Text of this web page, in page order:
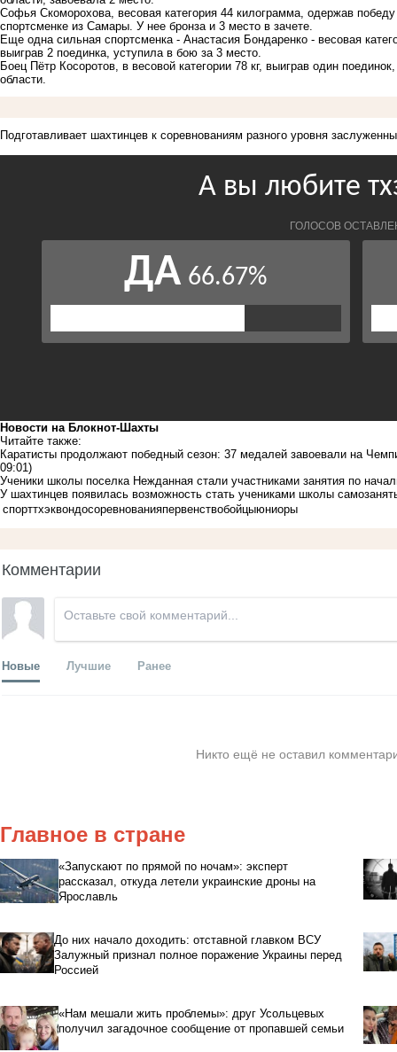
Софья Скоморохова, весовая категория 44 килограмма, одержав
спортсменке из Самары. У нее бронза и 3 место в зачете.
Еще одна сильная спортсменка - Анастасия Бондаренко - весовая
выиграв 2 поединка, уступила в бою за 3 место.
Боец Пётр Косоротов, в весовой категории 78 кг, выиграв один
области.
Подготавливает шахтинцев к соревнованиям разного уровня
Новости на Блoкнoт-Шахты
Читайте также:
Каратисты продолжают победный сезон: 37 медалей завоевали на
09:01)
Ученики школы поселка Нежданная стали участниками занятия по
У шахтинцев появилась возможность стать учениками школы
спорттхэквондосоревнованияпервенствобойцыюниоры
Комментарии
Новые Лучшие Ранее
Никто ещё не оставил
Главное в стране
«Запускают по прямой по ночам»: эксперт
рассказал, откуда летели украинские дроны на
Ярославль
До них начало доходить: отставной главком ВСУ
Залужный признал полное поражение Украины перед
Россией
«Нам мешали жить проблемы»: друг Усольцевых
получил загадочное сообщение от пропавшей семьи